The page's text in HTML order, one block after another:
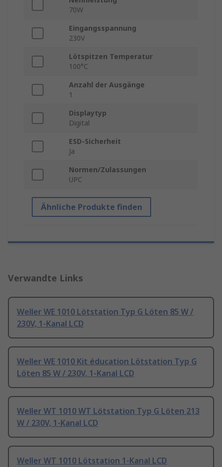
70W
Eingangsspannung
230V
Lötspitzen Temperatur
100°C
Anzahl der Ausgänge
1
Displaytyp
Digital
ESD-Sicherheit
Ja
Normen/Zulassungen
UPC
Ähnliche Produkte finden
Verwandte Links
Weller WE 1010 Lötstation Typ G Löten 85 W /
230V, 1-Kanal LCD
Weller WE 1010 Kit éducation Lötstation Typ G
Löten 85 W / 230V, 1-Kanal LCD
Weller WT 1010 WT Lötstation Typ G Löten 213
W / 230V, 1-Kanal LCD
Weller WT 1010 Lötstation 1-Kanal LCD